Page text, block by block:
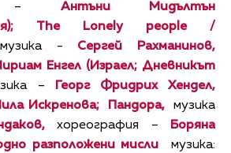
– Антъни Мидълтън
The Lonely people/
музика - Сергей
Рахманинов,
Енгел (Израел; Дневникът
– Георг Фридрих
Хендел,
Искренова; Пандора,музика
хореография – Боряна
разположени мислимузика: